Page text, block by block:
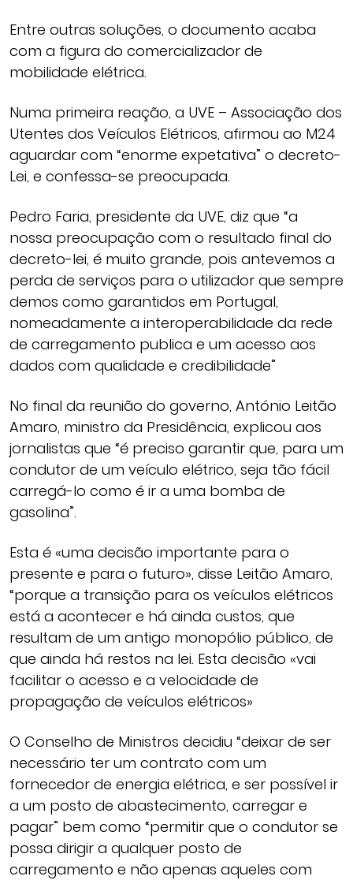
Entre outras soluções, o documento acaba
com a figura do comercializador de
mobilidade elétrica.
Numa primeira reação, a UVE – Associação dos
Utentes dos Veículos Elétricos, afirmou ao M24
aguardar com “enorme expetativa” o decreto-
Lei, e confessa-se preocupada.
Pedro Faria, presidente da UVE, diz que “a
nossa preocupação com o resultado final do
decreto-lei, é muito grande, pois antevemos a
perda de serviços para o utilizador que sempre
demos como garantidos em Portugal,
nomeadamente a interoperabilidade da rede
de carregamento publica e um acesso aos
dados com qualidade e credibilidade”
No final da reunião do governo, António Leitão
Amaro, ministro da Presidência, explicou aos
jornalistas que “é preciso garantir que, para um
condutor de um veículo elétrico, seja tão fácil
carregá-lo como é ir a uma bomba de
gasolina”.
Esta é «uma decisão importante para o
presente e para o futuro», disse Leitão Amaro,
“porque a transição para os veículos elétricos
está a acontecer e há ainda custos, que
resultam de um antigo monopólio público, de
que ainda há restos na lei. Esta decisão «vai
facilitar o acesso e a velocidade de
propagação de veículos elétricos»
O Conselho de Ministros decidiu “deixar de ser
necessário ter um contrato com um
fornecedor de energia elétrica, e ser possível ir
a um posto de abastecimento, carregar e
pagar” bem como “permitir que o condutor se
possa dirigir a qualquer posto de
carregamento e não apenas aqueles com